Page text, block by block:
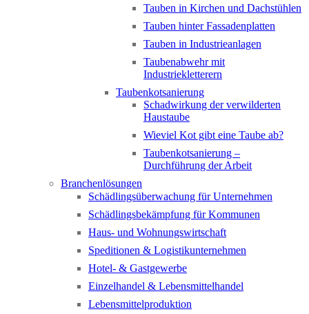
Tauben in Kirchen und Dachstühlen
Tauben hinter Fassadenplatten
Tauben in Industrieanlagen
Taubenabwehr mit
Industriekletterern
Taubenkotsanierung
Schadwirkung der verwilderten
Haustaube
Wieviel Kot gibt eine Taube ab?
Taubenkotsanierung –
Durchführung der Arbeit
Branchenlösungen
Schädlingsüberwachung für Unternehmen
Schädlingsbekämpfung für Kommunen
Haus- und Wohnungswirtschaft
Speditionen & Logistikunternehmen
Hotel- & Gastgewerbe
Einzelhandel & Lebensmittelhandel
Lebensmittelproduktion